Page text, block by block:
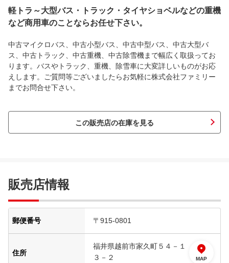
軽トラ～大型バス・トラック・タイヤショベルなどの重機
など商用車のことならお任せ下さい。
中古マイクロバス、中古小型バス、中古中型バス、中古大型バ
ス、中古トラック、中古重機、中古除雪機まで幅広く取扱ってお
ります。バスやトラック、重機、除雪車に大変詳しいものがお応
えします。ご質問等ございましたらお気軽に株式会社ファミリー
までお問合せ下さい。
この販売店の在庫を見る
販売店情報
郵便番号 〒915-0801
住所
福井県越前市家久町５４－１
３－２
MAP